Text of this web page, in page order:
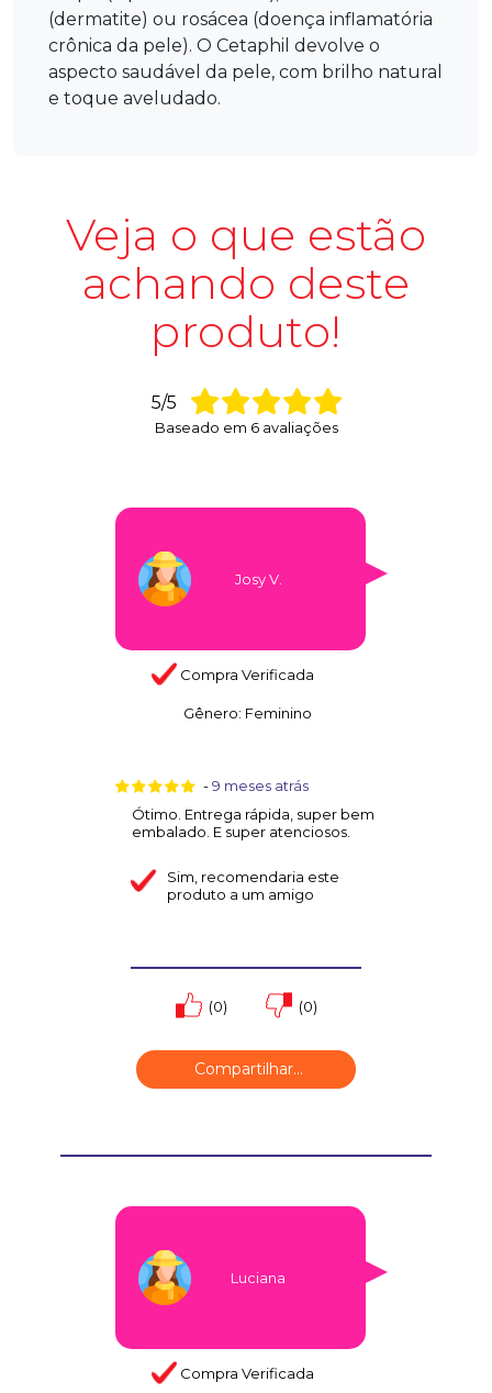
(dermatite) ou rosácea (doença inflamatória
crônica da pele). O Cetaphil devolve o
aspecto saudável da pele, com brilho natural
e toque aveludado.
Veja o que estão
achando deste
produto!
5/5
Baseado em 6avaliações
Josy V.
Compra Verificada
Gênero: Feminino
-9 meses atrás
Ótimo. Entrega rápida, super bem
embalado. E super atenciosos.
Sim , recomendaria este
produto a um amigo
(0) (0)
Compartilhar...
Luciana
Compra Verificada